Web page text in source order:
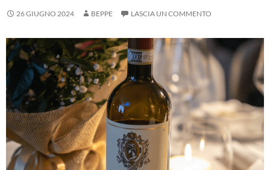
26 GIUGNO 2024 BEPPE LASCIA UN COMMENTO